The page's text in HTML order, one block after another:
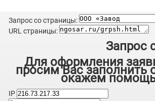
ГРПШ-РДСК-50/400Б-РДНК-50-1-
Каркас с печкой Сизовец высота-
ГРПШ-РДСК-50/400Б-РДНК-50-1-
ГРПШ-РДНК-400М-1/1-4-61,52-ОГ-У-СГ
Запрос со страницы:
URL страницы:
Запрос
Для оформления
просим Вас заполнить
окажем помощь
IP